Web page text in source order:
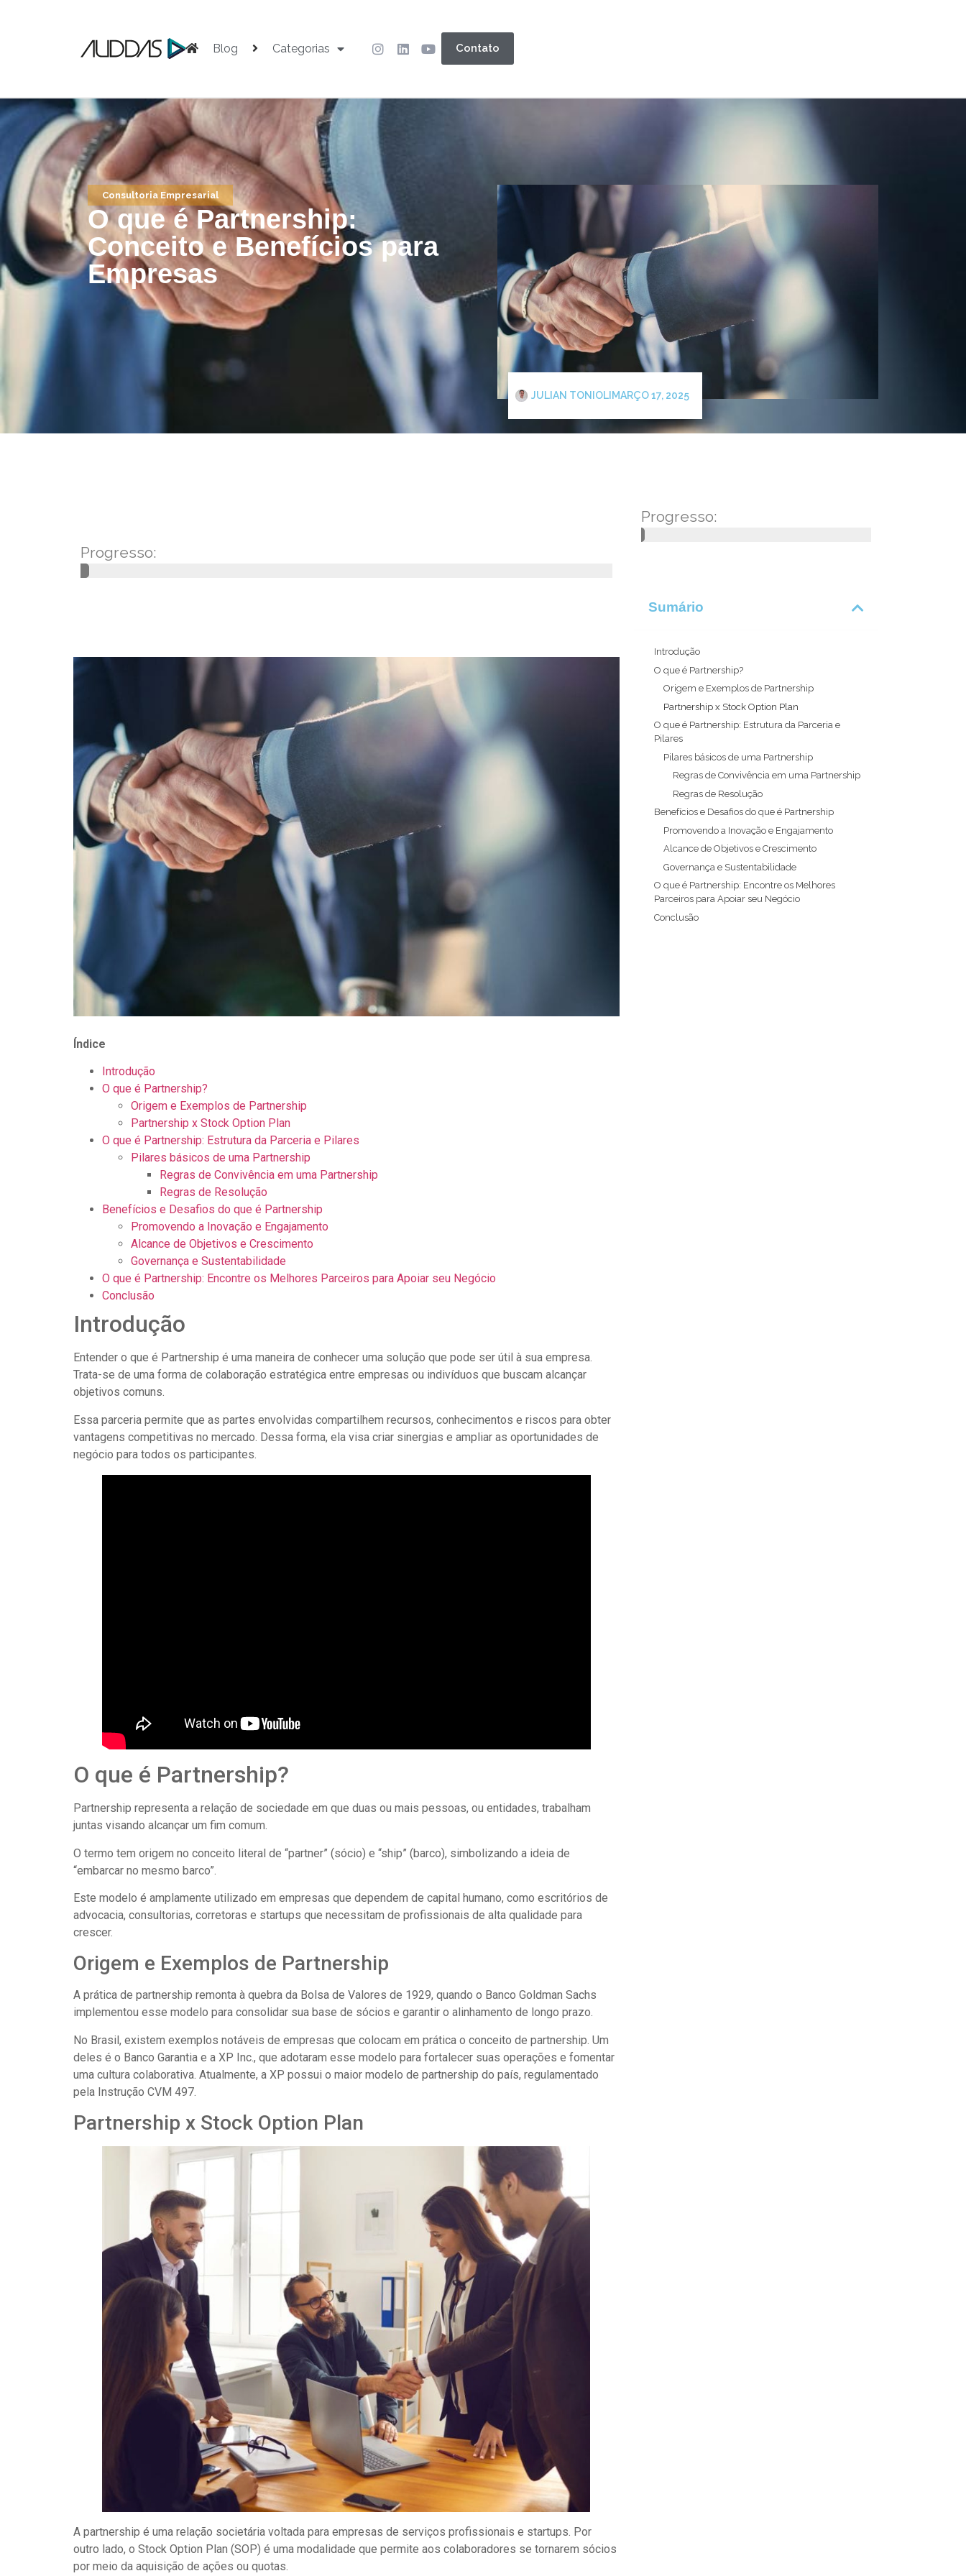
Blog Categorias Contato
Consultoria Empresarial
O que é Partnership:
Conceito e Benefícios para
Empresas
JULIAN TONIOLI MARÇO 17, 2025
Progresso:
Índice
Introdução
O que é Partnership?
Origem e Exemplos de Partnership
Partnership x Stock Option Plan
O que é Partnership: Estrutura da Parceria e Pilares
Pilares básicos de uma Partnership
Regras de Convivência em uma Partnership
Regras de Resolução
Benefícios e Desafios do que é Partnership
Promovendo a Inovação e Engajamento
Alcance de Objetivos e Crescimento
Governança e Sustentabilidade
O que é Partnership: Encontre os Melhores Parceiros para Apoiar seu Negócio
Conclusão
Introdução
Entender o que é Partnership é uma maneira de conhecer uma solução que pode ser útil à sua empresa.
Trata-se de uma forma de colaboração estratégica entre empresas ou indivíduos que buscam alcançar
objetivos comuns.
Essa parceria permite que as partes envolvidas compartilhem recursos, conhecimentos e riscos para obter
vantagens competitivas no mercado. Dessa forma, ela visa criar sinergias e ampliar as oportunidades de
negócio para todos os participantes.
O que é Partnership?
Partnership representa a relação de sociedade em que duas ou mais pessoas, ou entidades, trabalham
juntas visando alcançar um fim comum.
O termo tem origem no conceito literal de “partner” (sócio) e “ship” (barco), simbolizando a ideia de
“embarcar no mesmo barco”.
Este modelo é amplamente utilizado em empresas que dependem de capital humano, como escritórios de
advocacia, consultorias, corretoras e startups que necessitam de profissionais de alta qualidade para
crescer.
Origem e Exemplos de Partnership
A prática de partnership remonta à quebra da Bolsa de Valores de 1929, quando o Banco Goldman Sachs
implementou esse modelo para consolidar sua base de sócios e garantir o alinhamento de longo prazo.
No Brasil, existem exemplos notáveis de empresas que colocam em prática o conceito de partnership. Um
deles é o Banco Garantia e a XP Inc., que adotaram esse modelo para fortalecer suas operações e fomentar
uma cultura colaborativa. Atualmente, a XP possui o maior modelo de partnership do país, regulamentado
pela Instrução CVM 497.
Partnership x Stock Option Plan
A partnership é uma relação societária voltada para empresas de serviços profissionais e startups. Por
outro lado, o Stock Option Plan (SOP) é uma modalidade que permite aos colaboradores se tornarem sócios
por meio da aquisição de ações ou quotas.
Progresso:
Sumário
Introdução
O que é Partnership?
Origem e Exemplos de Partnership
Partnership x Stock Option Plan
O que é Partnership: Estrutura da Parceria e
Pilares
Pilares básicos de uma Partnership
Regras de Convivência em uma Partnership
Regras de Resolução
Benefícios e Desafios do que é Partnership
Promovendo a Inovação e Engajamento
Alcance de Objetivos e Crescimento
Governança e Sustentabilidade
O que é Partnership: Encontre os Melhores
Parceiros para Apoiar seu Negócio
Conclusão